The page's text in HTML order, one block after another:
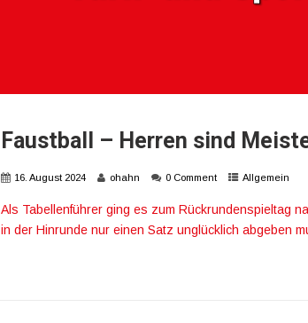
Faustball – Herren sind
16. August 2024 ohahn 0 Comment Allgemein
Als Tabellenführer ging es zum Rückrundenspieltag
in der Hinrunde nur einen Satz unglücklich abgeben